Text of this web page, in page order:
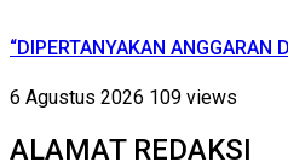
“DIPERTANYAKAN
6 Agustus 2026 109 views
ALAMAT REDAKSI